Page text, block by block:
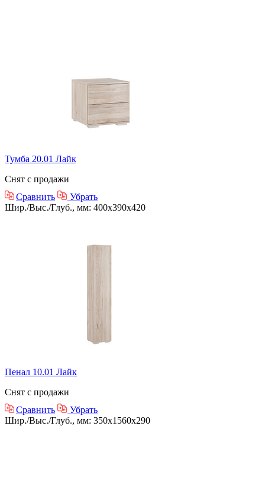
Тумба 20.01 Лайк
Снят с продажи
Сравнить
Убрать
Шир./Выс./Глуб., мм: 400x390x420
Пенал 10.01 Лайк
Снят с продажи
Сравнить
Убрать
Шир./Выс./Глуб., мм: 350x1560x290